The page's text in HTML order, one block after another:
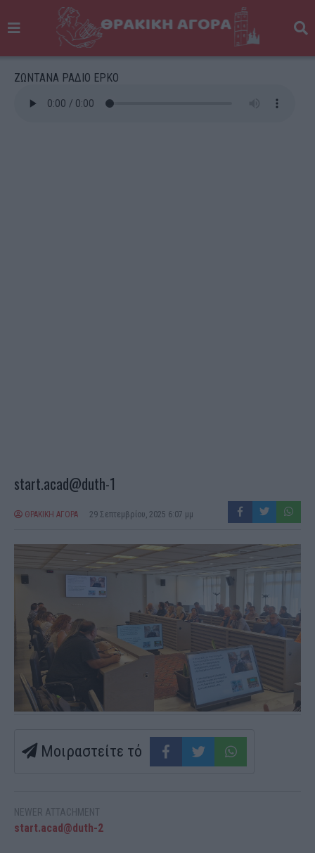
ΖΩΝΤΑΝΑ ΡΑΔΙΟ ΕΡΚΟ
start.acad@duth-1
ΘΡΑΚΙΚΗ ΑΓΟΡΑ 29 Σεπτεμβρίου, 2025 6:07 μμ
Μοιραστείτε τό
NEWER ATTACHMENT
start.acad@duth-2